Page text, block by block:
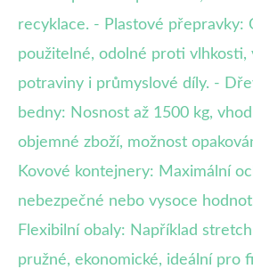
recyklace. - Plastové přepravky:
použitelné, odolné proti vlhkosti,
potraviny i průmyslové díly. -
bedny: Nosnost až 1500 kg,
objemné zboží, možnost
Kovové kontejnery: Maximální
nebezpečné nebo vysoce
Flexibilní obaly: Například
pružné, ekonomické, ideální pro